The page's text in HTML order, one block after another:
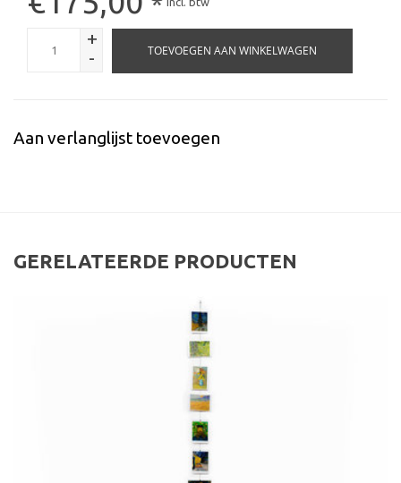
+
-
TOEVOEGEN AAN WINKELWAGEN
Aan verlanglijst toevoegen
GERELATEERDE PRODUCTEN